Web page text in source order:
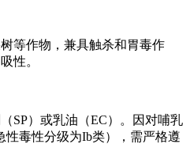
等作物，兼具触杀和胃毒作
性。
SP）或乳油（EC）。因对哺乳
性毒性分级为Ib类），需严格遵